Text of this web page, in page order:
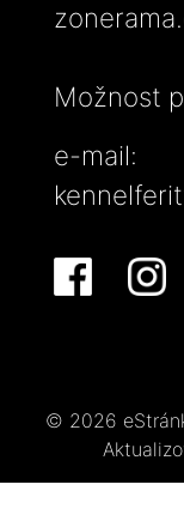
Možnost
e-mail:
© 2026